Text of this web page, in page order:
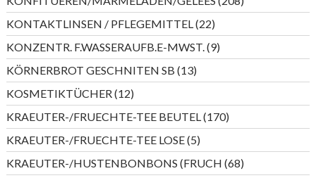
Produkte
KONTAKTLINSEN / PFLEGEMITTEL 2222
Produkte
KONZENTR. F.WASSERAUFB.E-MWST. 99
Produkte
KÖRNERBROT GESCHNITEN SB 1313
Produkte
KOSMETIKTÜCHER 1212
Produkte
KRAEUTER-/FRUECHTE-TEE BEUTEL 170170
Produkte
KRAEUTER-/FRUECHTE-TEE LOSE 55
Produkte
KRAEUTER-/HUSTENBONBONS (FRUCH 6868